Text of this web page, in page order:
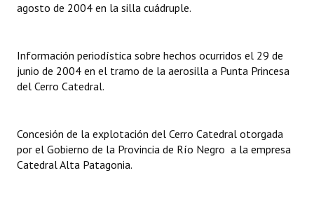
Actas de Sesión
Ejecución Presupuestaria
Actas de Audiencias Públicas
agosto de 2004 en la silla cuádruple.
Información periodística sobre hechos ocurridos el 29 de
junio de 2004 en el tramo de la aerosilla a Punta Princesa
del Cerro Catedral.
Concesión de la explotación del Cerro Catedral otorgada
por el Gobierno de la Provincia de Río Negro a la empresa
Catedral Alta Patagonia.